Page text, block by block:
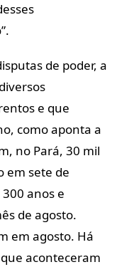
de poder, a
e que
como aponta a
no Pará, 30 mil
em sete de
anos e
de agosto.
em agosto. Há
aconteceram